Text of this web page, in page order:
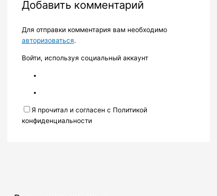
Добавить комментарий
Для отправки комментария вам необходимо
авторизоваться.
Войти, используя социальный аккаунт
Я прочитал и согласен с Политикой
конфиденциальности